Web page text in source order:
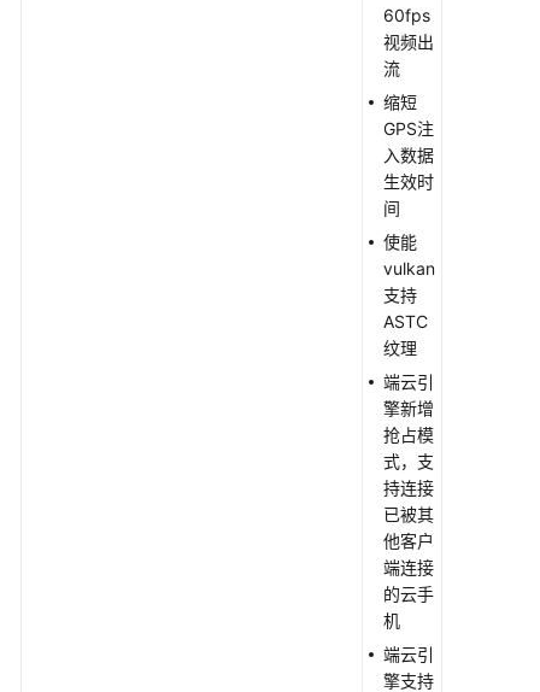
60fps
视频出
流
缩短
GPS注
入数据
生效时
间
使能
vulkan
支持
ASTC
纹理
端云引
擎新增
抢占模
式，支
持连接
已被其
他客户
端连接
的云手
机
端云引
擎支持